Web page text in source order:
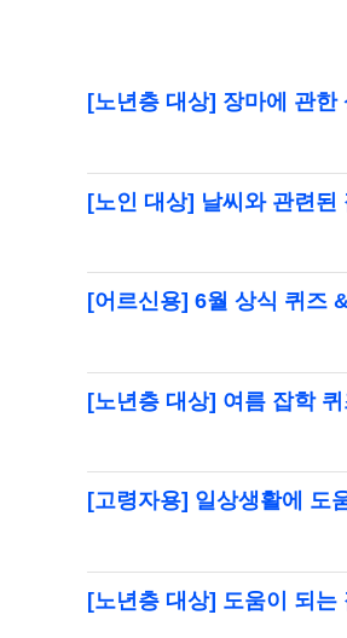
[노년층 대상] 장마에 관
[노인 대상] 날씨와 관련된
[어르신용] 6월 상식 퀴즈
[노년층 대상] 여름 잡학
[고령자용] 일상생활에 도
[노년층 대상] 도움이 되는